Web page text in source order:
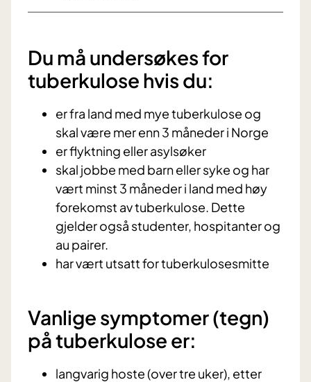
Du må undersøkes for
tuberkulose hvis du:
er fra land med mye tuberkulose og
skal være mer enn 3 måneder i Norge
er flyktning eller asylsøker
skal jobbe med barn eller syke og har
vært minst 3 måneder i land med høy
forekomst av tuberkulose. Dette
gjelder også studenter, hospitanter og
au pairer.
har vært utsatt for tuberkulosesmitte
Vanlige symptomer (tegn)
på tuberkulose er:
langvarig hoste (over tre uker), etter